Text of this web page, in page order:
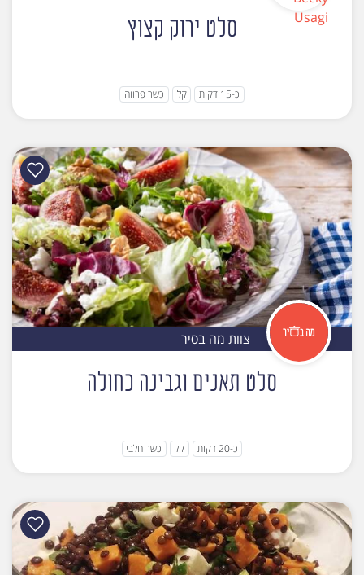
סלט ירוק קצוץ
כ-15 דקות קל כשר פרווה
צוות מה בסיר
סלט תאנים וגבינה כחולה
כ-20 דקות קל כשר חלבי